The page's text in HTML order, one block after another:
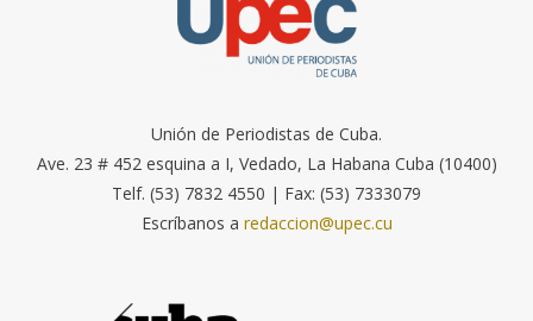
Unión de Periodistas de Cuba.
Ave. 23 # 452 esquina a I, Vedado, La Habana Cuba (10400)
Telf. (53) 7832 4550 | Fax: (53) 7333079
Escríbanos a redaccion@upec.cu